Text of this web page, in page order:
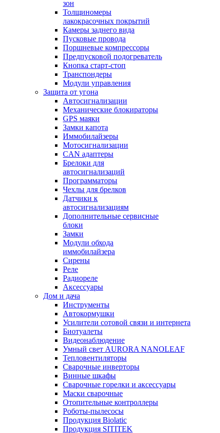
зон
Толщиномеры
лакокрасочных покрытий
Камеры заднего вида
Пусковые провода
Поршневые компрессоры
Предпусковой подогреватель
Кнопка старт-стоп
Транспондеры
Модули управления
Защита от угона
Автосигнализации
Механические блoкираторы
GPS маяки
Замки капота
Иммобилайзеры
Мотосигнализации
CAN адаптеры
Брелоки для
автосигнализаций
Программаторы
Чехлы для брелков
Датчики к
автосигнализациям
Дополнительные сервисные
блоки
Замки
Модули обхода
иммобилайзера
Сирены
Реле
Радиореле
Аксессуары
Дом и дача
Инструменты
Автокормушки
Усилители сотовой связи и интернета
Биотуалеты
Видеонаблюдение
Умный свет AURORA NANOLEAF
Тепловентиляторы
Сварочные инверторы
Винные шкафы
Сварочные горелки и аксессуары
Маски сварочные
Отопительные контроллеры
Роботы-пылесосы
Продукция Biolatic
Продукция SITITEK